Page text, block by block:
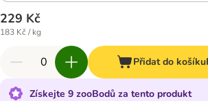
229 Kč
183 Kč / kg
Přidat do košíku
Získejte 9 zooBodů za tento produkt